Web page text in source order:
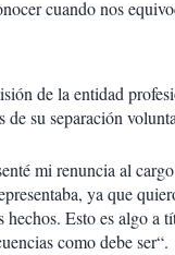
cuando nos
de la entidad
de su separación
mi renuncia al
ya que
hechos. Esto es algo a
como debe ser“.